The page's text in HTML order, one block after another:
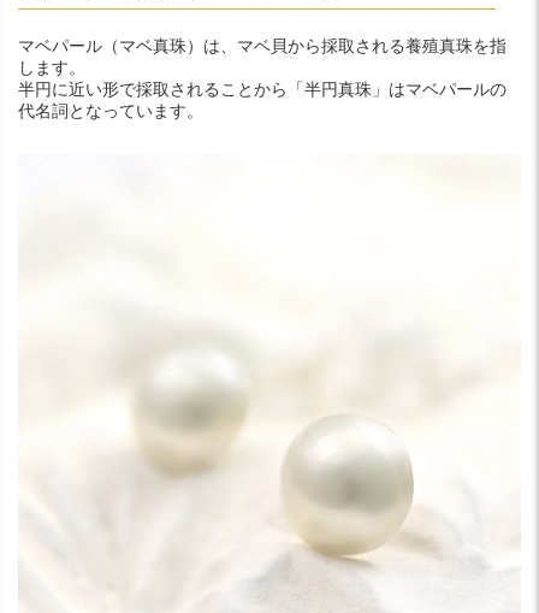
マベパール（マベ真珠）は、マベ貝から採取される養殖真珠を指
します。
半円に近い形で採取されることから「半円真珠」はマベパールの
代名詞となっています。